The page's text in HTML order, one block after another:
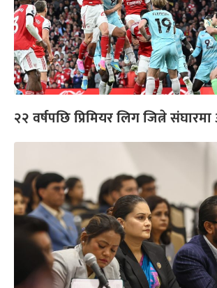
२२ वर्षपछि प्रिमियर लिग जित्ने